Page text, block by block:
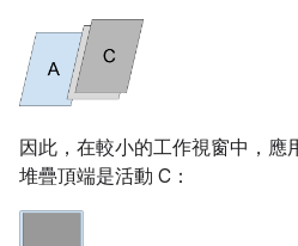
因此，在較小的工作視窗中，應
堆疊頂端是活動 C：